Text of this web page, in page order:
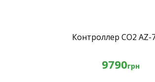
Контроллер CO2 AZ-
9790грн